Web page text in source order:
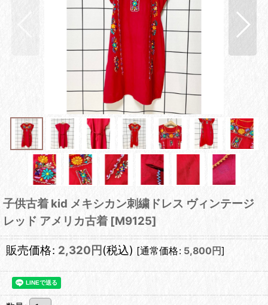
子供古着 kid メキシカン刺繍ドレス ヴィンテージ
レッド アメリカ古着 [M9125]
販売価格: 2,320 円 (税込) [通常価格: 5,800 円]